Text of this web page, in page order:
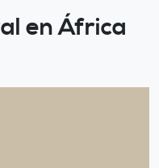
en África